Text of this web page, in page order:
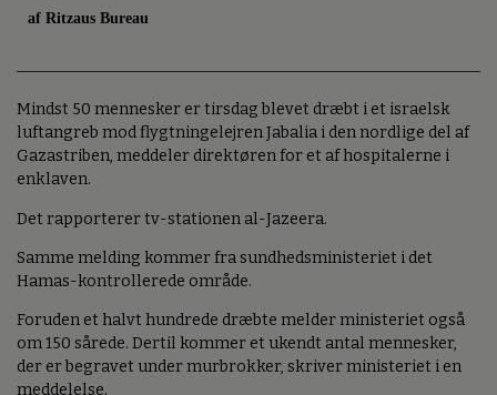
af Ritzaus Bureau
Mindst 50 mennesker er tirsdag blevet dræbt i et israelsk
luftangreb mod flygtningelejren Jabalia i den nordlige del af
Gazastriben, meddeler direktøren for et af hospitalerne i
enklaven.
Det rapporterer tv-stationen al-Jazeera.
Samme melding kommer fra sundhedsministeriet i det
Hamas-kontrollerede område.
Foruden et halvt hundrede dræbte melder ministeriet også
om 150 sårede. Dertil kommer et ukendt antal mennesker,
der er begravet under murbrokker, skriver ministeriet i en
meddelelse.